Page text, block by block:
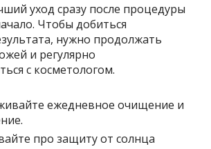
уход сразу после процедуры
Чтобы добиться
нужно продолжать
и регулярно
с косметологом.
ежедневное очищение и
про защиту от солнца